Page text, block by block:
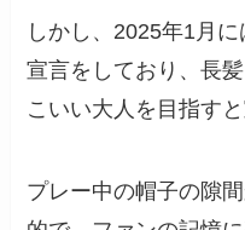
しかし、2025年1月
宣言をしており、長
こいい大人を目指す
プレー中の帽子の隙